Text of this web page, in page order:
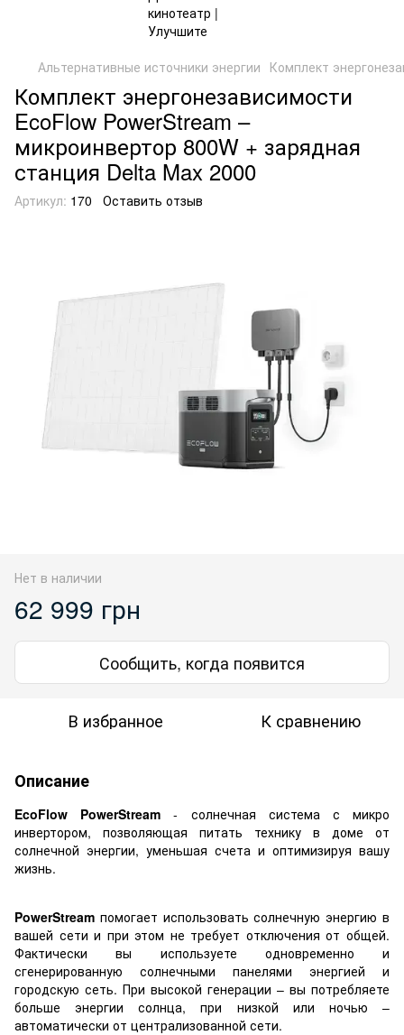
Альтернативные источники энергии Комплект
Комплект энергонезависимости
EcoFlow PowerStream –
микроинвертор 800W + зарядная
станция Delta Max 2000
Артикул: 170 Оставить отзыв
Нет в наличии
62 999 грн
Сообщить, когда появится
В избранное К сравнению
Описание
EcoFlow PowerStream - солнечная система с микро
инвертором, позволяющая питать технику в доме от
солнечной энергии, уменьшая счета и оптимизируя вашу
жизнь.
PowerStream помогает использовать солнечную энергию в
вашей сети и при этом не требует отключения от общей.
Фактически вы используете одновременно и
сгенерированную солнечными панелями энергией и
городскую сеть. При высокой генерации – вы потребляете
больше энергии солнца, при низкой или ночью –
автоматически от централизованной сети.